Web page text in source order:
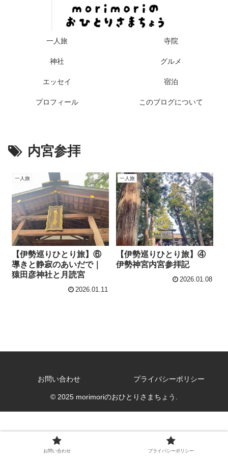
一人旅 寺院
神社 グルメ
エッセイ 宿泊
プロフィール このブログについて
内宮参拝
一人旅
【伊勢巡りひとり旅】⑥
導きと静寂のあいだで｜
猿田彦神社と月読宮
2026.01.11
一人旅
【伊勢巡りひとり旅】④
伊勢神宮内宮参拝記
2026.01.08
お問い合わせ プライバシーポリシー
© 2025 morimoriのおひとりさまちょう.
お問い合わせ プライバシーポリシー